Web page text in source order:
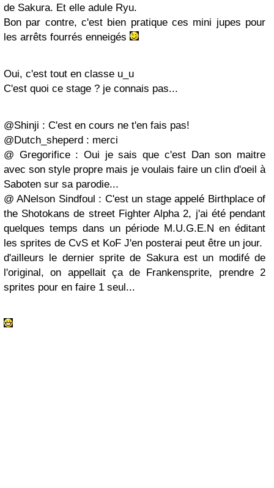
de Sakura. Et elle adule Ryu.
Bon par contre, c'est bien pratique ces mini jupes pour
les arrêts fourrés enneigés
Oui, c'est tout en classe u_u
C'est quoi ce stage ? je connais pas...
@Shinji : C'est en cours ne t'en fais pas!
@Dutch_sheperd : merci
@ Gregorifice : Oui je sais que c'est Dan son maitre
avec son style propre mais je voulais faire un clin d'oeil à
Saboten sur sa parodie...
@ ANelson Sindfoul : C'est un stage appelé Birthplace of
the Shotokans de street Fighter Alpha 2, j'ai été pendant
quelques temps dans un période M.U.G.E.N en éditant
les sprites de CvS et KoF J'en posterai peut être un jour.
d'ailleurs le dernier sprite de Sakura est un modifé de
l'original, on appellait ça de Frankensprite, prendre 2
sprites pour en faire 1 seul...